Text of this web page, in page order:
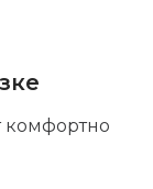
комфортно